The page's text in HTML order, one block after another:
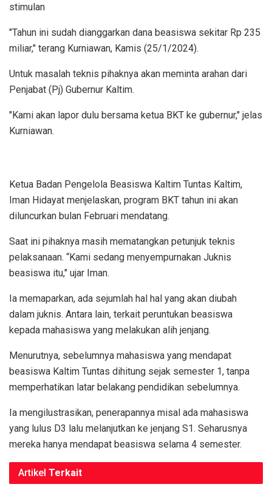
stimulan
"Tahun ini sudah dianggarkan dana beasiswa sekitar Rp 235
miliar," terang Kurniawan, Kamis (25/1/2024).
Untuk masalah teknis pihaknya akan meminta arahan dari
Penjabat (Pj) Gubernur Kaltim.
"Kami akan lapor dulu bersama ketua BKT ke gubernur," jelas
Kurniawan.
Ketua Badan Pengelola Beasiswa Kaltim Tuntas Kaltim,
Iman Hidayat menjelaskan, program BKT tahun ini akan
diluncurkan bulan Februari mendatang.
Saat ini pihaknya masih mematangkan petunjuk teknis
pelaksanaan. “Kami sedang menyempurnakan Juknis
beasiswa itu," ujar Iman.
Ia memaparkan, ada sejumlah hal hal yang akan diubah
dalam juknis. Antara lain, terkait peruntukan beasiswa
kepada mahasiswa yang melakukan alih jenjang.
Menurutnya, sebelumnya mahasiswa yang mendapat
beasiswa Kaltim Tuntas dihitung sejak semester 1, tanpa
memperhatikan latar belakang pendidikan sebelumnya.
Ia mengilustrasikan, penerapannya misal ada mahasiswa
yang lulus D3 lalu melanjutkan ke jenjang S1. Seharusnya
mereka hanya mendapat beasiswa selama 4 semester.
Artikel Terkait